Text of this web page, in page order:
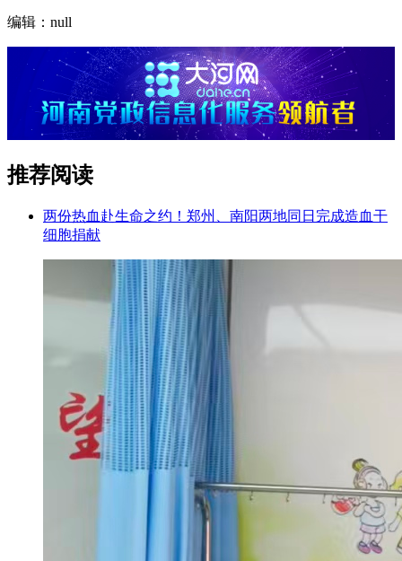
编辑：null
推荐阅读
两份热血赴生命之约！郑州、南阳两地同日完成造血干
细胞捐献